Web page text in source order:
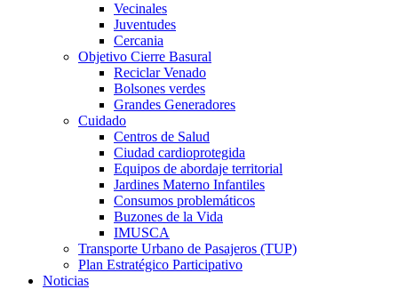
Vecinales
Juventudes
Cercania
Objetivo Cierre Basural
Reciclar Venado
Bolsones verdes
Grandes Generadores
Cuidado
Centros de Salud
Ciudad cardioprotegida
Equipos de abordaje territorial
Jardines Materno Infantiles
Consumos problemáticos
Buzones de la Vida
IMUSCA
Transporte Urbano de Pasajeros (TUP)
Plan Estratégico Participativo
Noticias